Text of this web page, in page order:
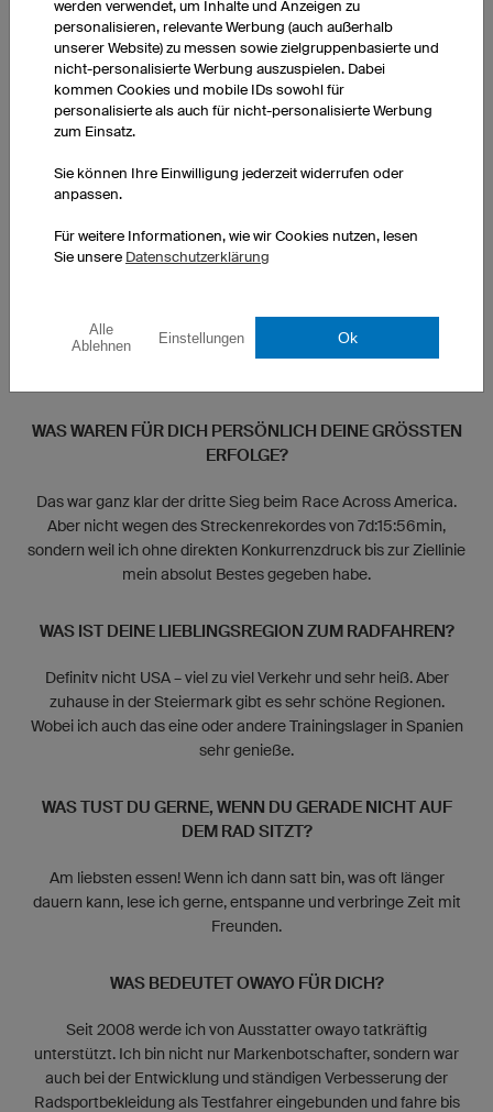
Rennstrecke in Colorado möglich hätte sein sollen: Ich schaffte
den Rekord inmseiner Heimat am Flugplatz Hinterstoisser des
Bundesheeres. In 24h fuhr ich 1026km (Durchschnittsleistung
275 Watt, Durchschnittsgeschwindigkeit 42,7km/h). 2022
betrat ich nochmal Neuland: zum ersten Mal nahm ich an
einem „Unsupported Rennen“ teil, völlig auf mich allein gestellt,
Gepäckmitnahme und allfällige Rad Reparaturen mussten von
mir ohne Hilfe von außen organisiert werden. Beim
„Transcontinental Race“ (Start in Belgien, Ziel in Bulgarien), galt
es die über 4000km lange Strecke allein zu planen, lediglich 4
„Rookie“ in dieses neue Abenteuer und konnte das Rennen
nach anfänglichen Schwierigkeiten mit einer spannenden
WAS WAREN FÜR DICH PERSÖNLICH DEINE GRÖSSTEN E
RFOLGE?
Das war ganz klar der dritte Sieg beim Race Across America.
Aber nicht wegen des Streckenrekordes von 7d:15:56min,
sondern weil ich ohne direkten Konkurrenzdruck bis zur Ziellinie
mein absolut Bestes gegeben habe.
WAS IST DEINE LIEBLINGSREGION ZUM RADFAHREN?
Definitv nicht USA – viel zu viel Verkehr und sehr heiß. Aber
zuhause in der Steiermark gibt es sehr schöne Regionen.
Wobei ich auch das eine oder andere Trainingslager in Spanien
sehr genieße.
WAS TUST DU GERNE, WENN DU GERADE NICHT AUF
DEM RAD SITZT?
Am liebsten essen! Wenn ich dann satt bin, was oft länger
dauern kann, lese ich gerne, entspanne und verbringe Zeit mit
Freunden.
WAS BEDEUTET OWAYO FÜR DICH?
Seit 2008 werde ich von Ausstatter owayo tatkräftig
unterstützt. Ich bin nicht nur Markenbotschafter, sondern war
auch bei der Entwicklung und ständigen Verbesserung der
Radsportbekleidung als Testfahrer eingebunden und fahre bis
werden verwendet, um Inhalte und Anzeigen zu
personalisieren, relevante Werbung (auch außerhalb
unserer Website) zu messen sowie zielgruppenbasierte und
nicht-personalisierte Werbung auszuspielen. Dabei
kommen Cookies und mobile IDs sowohl für
personalisierte als auch für nicht-personalisierte Werbung
zum Einsatz.
Sie können Ihre Einwilligung jederzeit widerrufen oder
anpassen.
Für weitere Informationen, wie wir Cookies nutzen, lesen
Sie unsere Datenschutzerklärung
Alle
Ablehnen
Einstellungen Ok